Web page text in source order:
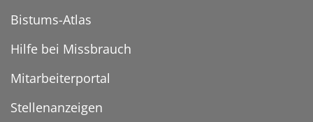
Bistums-Atlas
Hilfe bei Missbrauch
Mitarbeiterportal
Stellenanzeigen